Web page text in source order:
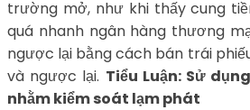
trường mở, như khi thấy cung
quá nhanh ngân hàng thương
ngược lại bằng cách bán trái
và ngược lại. Tiểu Luận: Sử
nhằm kiểm soát lạm phát